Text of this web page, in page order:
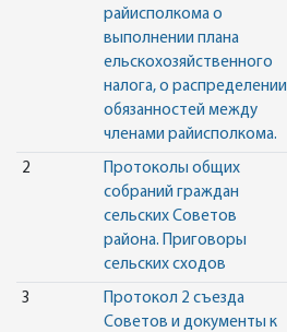
райисполкома о
выполнении плана
ельскохозяйственного
налога, о распределении
обязанностей между
членами райисполкома.
2
Протоколы общих
собраний граждан
сельских Советов
района. Приговоры
сельских сходов
3
Протокол 2 съезда
Советов и документы к